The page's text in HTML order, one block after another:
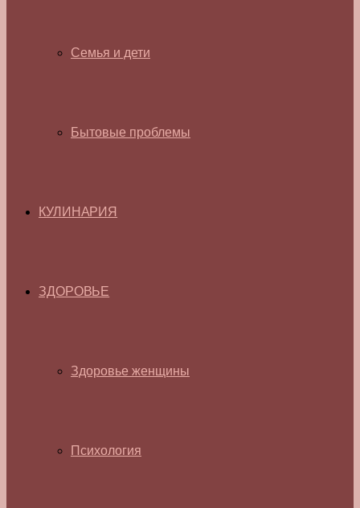
Семья и дети
Бытовые проблемы
КУЛИНАРИЯ
ЗДОРОВЬЕ
Здоровье женщины
Психология